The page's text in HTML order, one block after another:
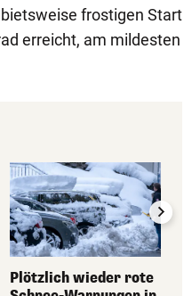
frostigen Start
erreicht, am mildesten
Plötzlich wieder rote